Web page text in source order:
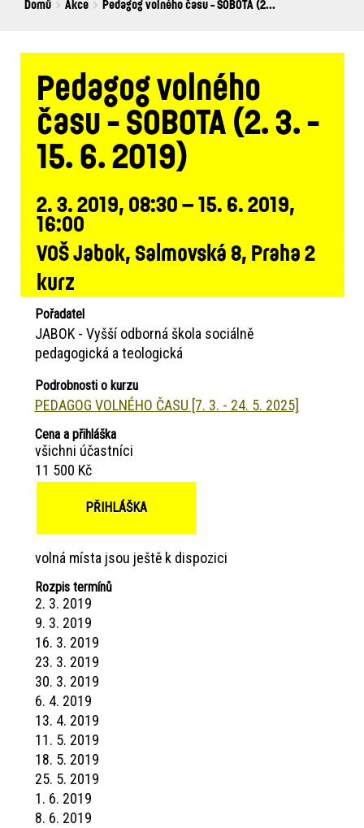
Breadcrumbs
You
Domů Akce Pedagog volného času - SOBOTA (2...
Pedagog volného
času - SOBOTA (2. 3. -
15. 6. 2019)
2. 3. 2019, 08:30 – 15. 6. 2019,
16:00
VOŠ Jabok, Salmovská 8, Praha 2
kurz
Pořadatel
JABOK - Vyšší odborná škola sociálně
pedagogická a teologická
Podrobnosti o kurzu
PEDAGOG VOLNÉHO ČASU [7. 3. - 24. 5. 2025]
Cena a přihláška
všichni účastníci
11 500 Kč
PŘIHLÁŠKA
volná místa jsou ještě k dispozici
Rozpis termínů
2. 3. 2019
9. 3. 2019
16. 3. 2019
23. 3. 2019
30. 3. 2019
6. 4. 2019
13. 4. 2019
11. 5. 2019
18. 5. 2019
25. 5. 2019
1. 6. 2019
8. 6. 2019